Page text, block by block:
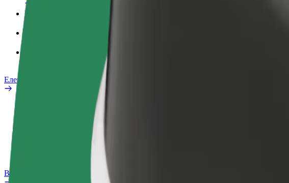
Робочий обліковий запис
Bolt Food для корпоративних клієнтів
Електровелосипеди
Лабораторія безпеки
Повідомити про проблему
Запитання та відповіді
Bolt Plus